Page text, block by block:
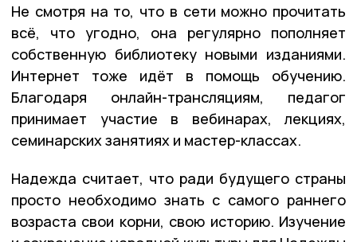
Не смотря на то, что в сети можно прочитать
всё, что угодно, она регулярно пополняет
собственную библиотеку новыми изданиями.
Интернет тоже идёт в помощь обучению.
Благодаря онлайн-трансляциям, педагог
принимает участие в вебинарах, лекциях,
семинарских занятиях и мастер-классах.
Надежда считает, что ради будущего страны
просто необходимо знать с самого раннего
возраста свои корни, свою историю. Изучение